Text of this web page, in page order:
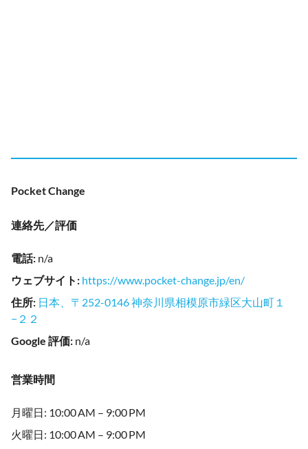
Pocket Change
連絡先／評価
電話: n/a
ウェブサイト : https://www.pocket-change.jp/en/
住所: 日本、〒252-0146 神奈川県相模原市緑区大山町１
−２２
Google 評価: n/a
営業時間
月曜日: 10:00 AM – 9:00 PM
火曜日: 10:00 AM – 9:00 PM